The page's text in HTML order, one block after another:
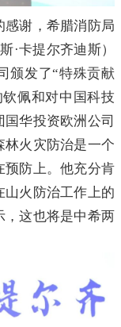
感谢，希腊消防局
·卡提尔齐迪斯）
颁发了“特殊贡献
佩和对中国科技
华投资欧洲公司
火灾防治是一个
预防上。他充分肯
山火防治工作上的
，这也将是中希两